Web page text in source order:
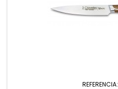
REFERENCIA: